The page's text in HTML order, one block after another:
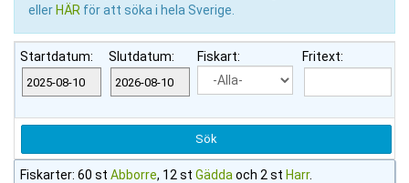
eller HÄR för att söka i hela Sverige.
Startdatum: Slutdatum: Fiskart: Fritext:
Fiskarter: 60 st Abborre, 12 st Gädda och 2 st Harr.